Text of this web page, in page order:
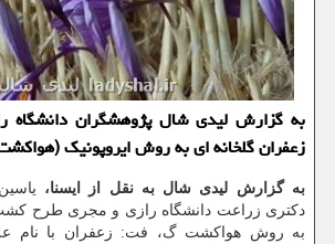
به گزارش لیدی شال پژوهشگران دانشگاه
زعفران گلخانه ای به روش ایروپونیك
به گزارش لیدی شال به نقل از ایسنا،
دکتری زراعت دانشگاه رازی و مجری طرح